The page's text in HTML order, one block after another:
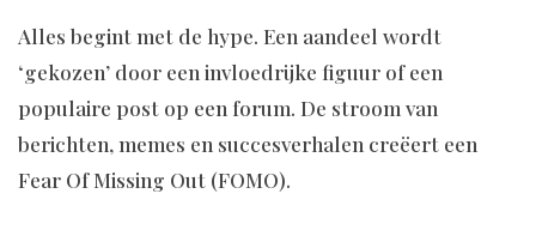
Alles begint met de hype. Een aandeel wordt
‘gekozen’ door een invloedrijke figuur of een
populaire post op een forum. De stroom van
berichten, memes en succesverhalen creëert een
Fear Of Missing Out (FOMO).